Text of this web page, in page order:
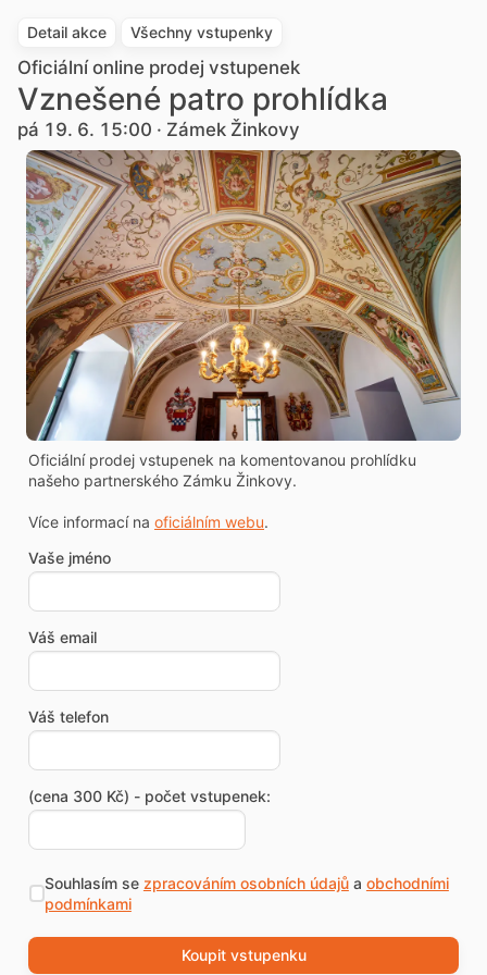
Detail akce Všechny vstupenky
Oficiální online prodej vstupenek
Vznešené patro prohlídka
pá 19. 6. 15:00 · Zámek Žinkovy
Oficiální prodej vstupenek na komentovanou prohlídku
našeho partnerského Zámku Žinkovy.
Více informací na oficiálním webu.
Vaše jméno
Váš email
Váš telefon
(cena 300 Kč) - počet vstupenek:
Souhlasím se zpracováním osobních údajůa obchodními
podmínkami
Koupit vstupenku